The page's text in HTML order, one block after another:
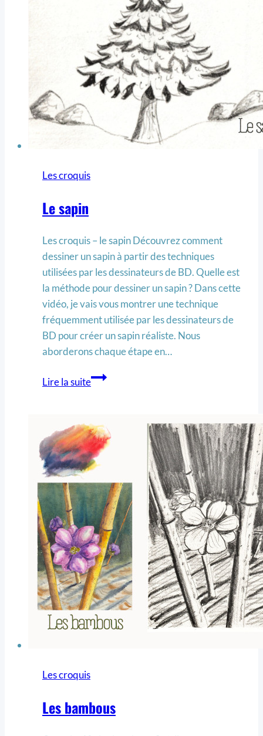
Les croquis
Le sapin
Les croquis – le sapin Découvrez comment
dessiner un sapin à partir des techniques
utilisées par les dessinateurs de BD. Quelle est
la méthode pour dessiner un sapin ? Dans cette
vidéo, je vais vous montrer une technique
fréquemment utilisée par les dessinateurs de
BD pour créer un sapin réaliste. Nous
aborderons chaque étape en…
Lire la suite
Les croquis
Les bambous